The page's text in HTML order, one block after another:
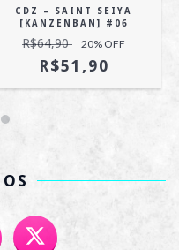
CDZ – SAINT SEIYA
[KANZENBAN] #06
R$64,90 20% OFF
R$51,90